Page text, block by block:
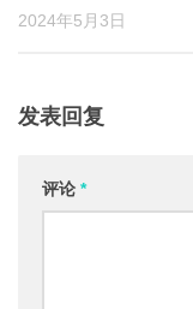
2024年5月3日
发表回复
评论 *